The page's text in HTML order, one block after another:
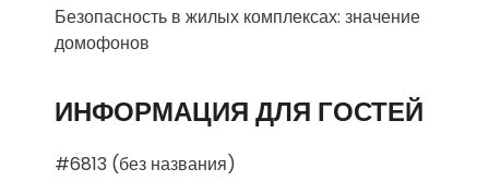
Безопасность в жилых комплексах: значение
домофонов
ИНФОРМАЦИЯ ДЛЯ ГОСТЕЙ
#6813 (без названия)